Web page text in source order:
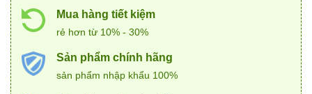
Mua hàng tiết kiệm
rẻ hơn từ 10% - 30%
Sản phẩm chính hãng
sản phẩm nhập khẩu 100%